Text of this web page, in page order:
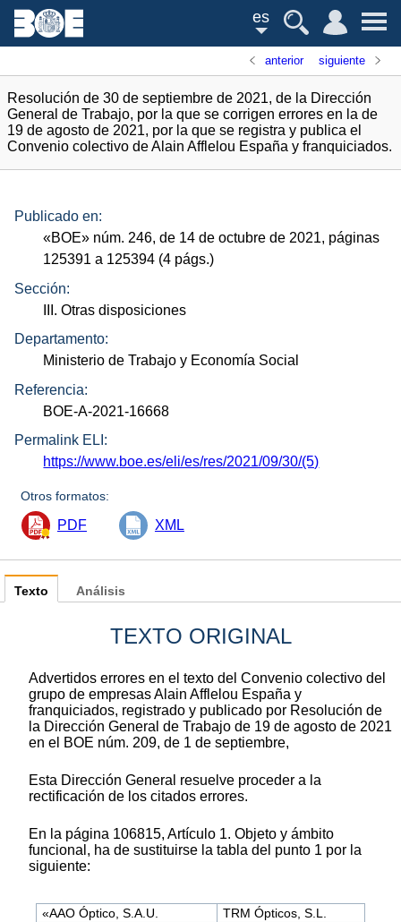
es
anterior siguiente
Resolución de 30 de septiembre de 2021, de la Dirección
General de Trabajo, por la que se corrigen errores en la de
19 de agosto de 2021, por la que se registra y publica el
Convenio colectivo de Alain Afflelou España y franquiciados.
Publicado en:
«BOE» núm. 246, de 14 de octubre de 2021, páginas
125391 a 125394 (4 págs.)
Sección:
III. Otras disposiciones
Departamento:
Ministerio de Trabajo y Economía Social
Referencia:
BOE-A-2021-16668
Permalink ELI:
https://www.boe.es/eli/es/res/2021/09/30/(5)
Otros formatos:
PDF XML
Texto
TEXTO ORIGINAL
Advertidos errores en el texto del Convenio colectivo del
grupo de empresas Alain Afflelou España y
franquiciados, registrado y publicado por Resolución de
la Dirección General de Trabajo de 19 de agosto de 2021
en el BOE núm. 209, de 1 de septiembre,
Esta Dirección General resuelve proceder a la
rectificación de los citados errores.
En la página 106815, Artículo 1. Objeto y ámbito
funcional, ha de sustituirse la tabla del punto 1 por la
siguiente:
«AAO Óptico, S.A.U.
TRM Ópticos, S.L.
Análisis